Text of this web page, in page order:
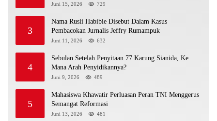
Juni 15, 2026 729
3
Nama Rusli Habibie Disebut Dalam Kasus
Pembacokan Jurnalis Jeffry Rumampuk
Juni 11, 2026 632
4
Sebulan Setelah Penyitaan 77 Karung Sianida, Ke
Mana Arah Penyidikannya?
Juni 9, 2026 489
5
Mahasiswa Khawatir Perluasan Peran TNI Menggerus
Semangat Reformasi
Juni 13, 2026 481